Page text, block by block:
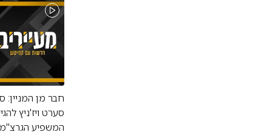
חבר מן
המשפיע הגרצ"מ זילברברג |